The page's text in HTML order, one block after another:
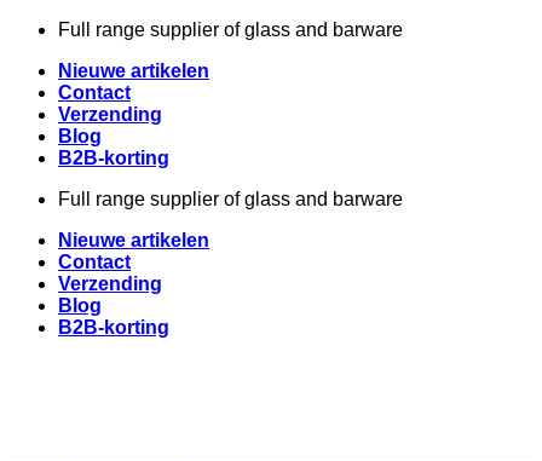
Skip
content
Full range supplier of glass and barware
Nieuwe artikelen
Contact
Verzending
Blog
B2B-korting
Full range supplier of glass and barware
Nieuwe artikelen
Contact
Verzending
Blog
B2B-korting